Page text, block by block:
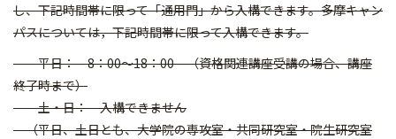
し、下記時間帯に限って「通用門」から入構できます。多摩キャン
パスについては，下記時間帯に限って入構できます。
平日： 8：00～18：00 （資格関連講座受講の場合、講座
終了時まで）
土・日： 入構できません
（平日、土日とも、大学院の専攻室・共同研究室・院生研究室